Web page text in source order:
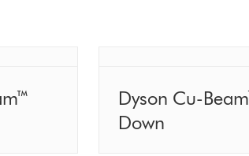
Dyson Cu-
Down